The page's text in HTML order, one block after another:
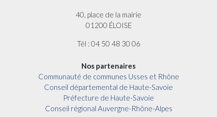
40, place de la mairie
01200 ÉLOISE
Tél : 04 50 48 30 06
Nos partenaires
Communauté de communes Usses et Rhône
Conseil départemental de Haute-Savoie
Préfecture de Haute-Savoie
Conseil régional Auvergne-Rhône-Alpes